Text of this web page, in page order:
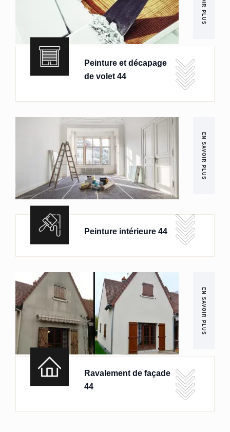
Peinture et décapage
de volet 44
EN SAVOIR PLUS
Peinture intérieure 44
EN SAVOIR PLUS
Ravalement de façade
44